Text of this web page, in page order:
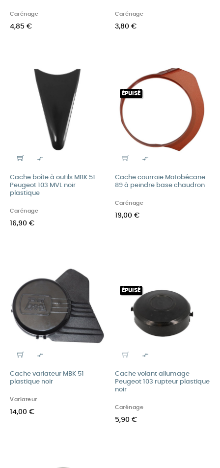
Carénage
4,85 €
Carénage
3,80 €

Cache boîte à outils MBK 51
Peugeot 103 MVL noir
plastique
Carénage
16,90 €
ÉPUISÉ

Cache courroie Motobécane
89 à peindre base chaudron
Carénage
19,00 €

Cache variateur MBK 51
plastique noir
Variateur
14,00 €
ÉPUISÉ

Cache volant allumage
Peugeot 103 rupteur plastique
noir
Carénage
5,90 €